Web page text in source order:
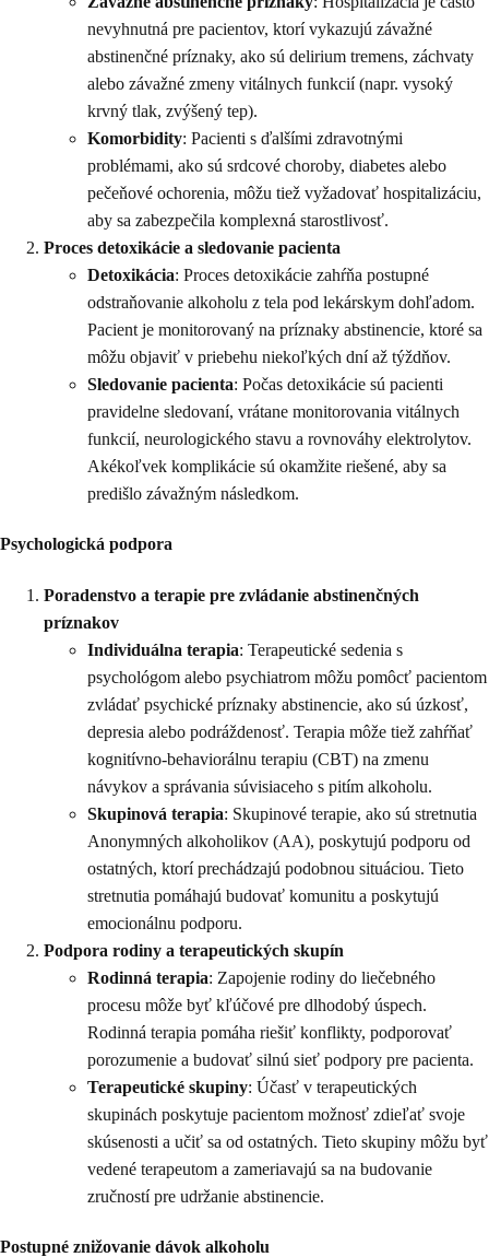
nevyhnutná pre pacientov, ktorí vykazujú závažné
abstinenčné príznaky, ako sú delirium tremens, záchvaty
alebo závažné zmeny vitálnych funkcií (napr. vysoký
krvný tlak, zvýšený tep).
Komorbidity: Pacienti s ďalšími zdravotnými
problémami, ako sú srdcové choroby, diabetes alebo
pečeňové ochorenia, môžu tiež vyžadovať hospitalizáciu,
aby sa zabezpečila komplexná starostlivosť.
Proces detoxikácie a sledovanie pacienta
Detoxikácia: Proces detoxikácie zahŕňa postupné
odstraňovanie alkoholu z tela pod lekárskym dohľadom.
Pacient je monitorovaný na príznaky abstinencie, ktoré sa
môžu objaviť v priebehu niekoľkých dní až týždňov.
Sledovanie pacienta: Počas detoxikácie sú pacienti
pravidelne sledovaní, vrátane monitorovania vitálnych
funkcií, neurologického stavu a rovnováhy elektrolytov.
Akékoľvek komplikácie sú okamžite riešené, aby sa
predišlo závažným následkom.
Psychologická podpora
Poradenstvo a terapie pre zvládanie abstinenčných
príznakov
Individuálna terapia: Terapeutické sedenia s
psychológom alebo psychiatrom môžu pomôcť pacientom
zvládať psychické príznaky abstinencie, ako sú úzkosť,
depresia alebo podráždenosť. Terapia môže tiež zahŕňať
kognitívno-behaviorálnu terapiu (CBT) na zmenu
návykov a správania súvisiaceho s pitím alkoholu.
Skupinová terapia: Skupinové terapie, ako sú stretnutia
Anonymných alkoholikov (AA), poskytujú podporu od
ostatných, ktorí prechádzajú podobnou situáciou. Tieto
stretnutia pomáhajú budovať komunitu a poskytujú
emocionálnu podporu.
Podpora rodiny a terapeutických skupín
Rodinná terapia: Zapojenie rodiny do liečebného
procesu môže byť kľúčové pre dlhodobý úspech.
Rodinná terapia pomáha riešiť konflikty, podporovať
porozumenie a budovať silnú sieť podpory pre pacienta.
Terapeutické skupiny: Účasť v terapeutických
skupinách poskytuje pacientom možnosť zdieľať svoje
skúsenosti a učiť sa od ostatných. Tieto skupiny môžu byť
vedené terapeutom a zameriavajú sa na budovanie
zručností pre udržanie abstinencie.
Postupné znižovanie dávok alkoholu